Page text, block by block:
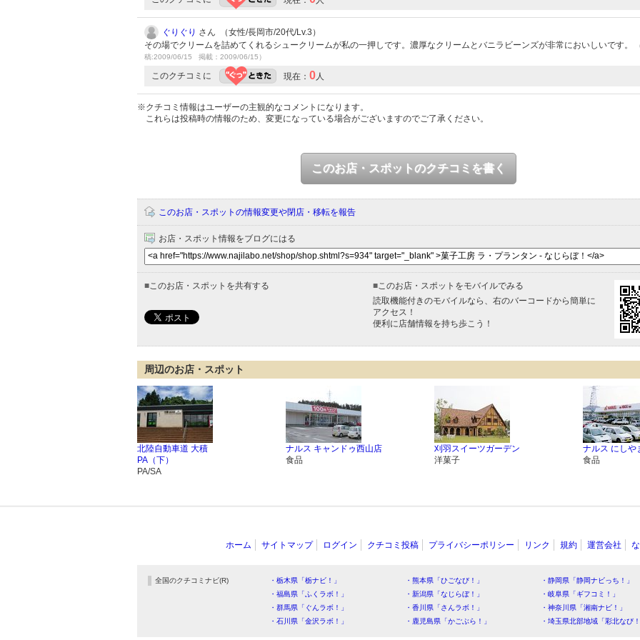
ぐりぐり さん （女性/長岡市/20代/Lv.3）
その場でクリームを詰めてくれるシュークリームが私の一押しです。濃厚なクリームとバニラビーンズが非常においしいです。
稿:2009/06/15 掲載：2009/06/15）
このクチコミに 現在： 0 人
※クチコミ情報はユーザーの主観的なコメントになります。
これらは投稿時の情報のため、変更になっている場合がございますのでご了承ください。
このお店・スポットのクチコミを書く
このお店・スポットの情報変更や閉店・移転を報告
お店・スポット情報をブログにはる
■ このお店・スポットを共有する ■ このお店・スポットをモバイルでみる
読取機能付きのモバイルなら、右のバーコードから簡単に
アクセス！
便利に店舗情報を持ち歩こう！
周辺のお店・スポット
北陸自動車道 大積
PA（下）
PA/SA
ナルス キャンドゥ西山店
食品
刈羽スイーツガーデン
洋菓子
ナルス にしや
食品
ホーム サイトマップ ログイン クチコミ投稿 プライバシーポリシー リンク 規約 運営会社
全国のクチコミナビ(R) ・栃木県「栃ナビ！」 ・熊本県「ひごなび！」
・静岡県「静岡ナビっち！」
・福島県「ふくラボ！」
・新潟県「なじらぼ！」
・岐阜県「ギフコミ！」
・群馬県「ぐんラボ！」
・香川県「さんラボ！」
・神奈川県「湘南ナビ！」
・石川県「金沢ラボ！」
・鹿児島県「かごぶら！」 ・埼玉県北部地域「彩北なび